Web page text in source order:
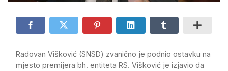
Radovan Višković (SNSD) zvanično je podnio ostavku na
mjesto premijera bh. entiteta RS. Višković je izjavio da